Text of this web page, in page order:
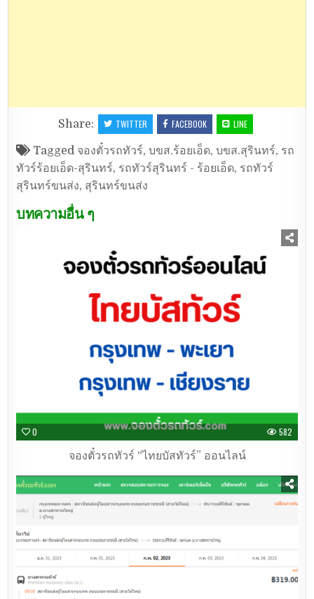
Share: TWITTER FACEBOOK LINE
Tagged จองตั๋วรถทัวร์,บขส.ร้อยเอ็ด,บขส.สุรินทร์, รถ
ทัวร์ร้อยเอ็ด-สุรินทร์, รถทัวร์สุรินทร์ - ร้อยเอ็ด, รถทัวร์
สุรินทร์ขนส่ง, สุรินทร์ขนส่ง
บทความอื่น ๆ
0 582
จองตั๋วรถทัวร์ “ไทยบัสทัวร์” ออนไลน์